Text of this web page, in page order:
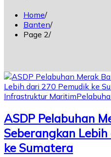
Home
Banten
Page 2
Infrastruktur Maritim
ASDP Pelabuhan
Seberangkan
ke Sumatera